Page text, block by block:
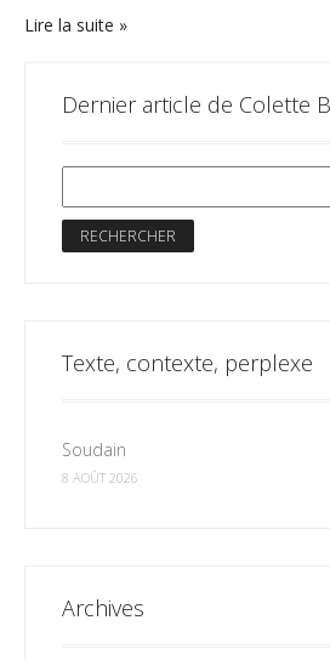
Lire la suite
Dernier article de Colette
Texte, contexte, perplexe
Soudain
8 AOÛT 2026
Archives